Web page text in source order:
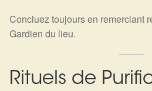
Concluez toujours en remerciant
Gardien du lieu.
Rituels de